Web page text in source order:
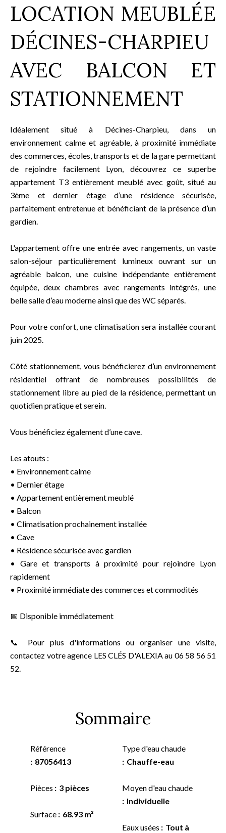
LOCATION MEUBLÉE
DÉCINES-CHARPIEU
AVEC BALCON ET
STATIONNEMENT
Idéalement situé à Décines-Charpieu, dans un
environnement calme et agréable, à proximité immédiate
des commerces, écoles, transports et de la gare permettant
de rejoindre facilement Lyon, découvrez ce superbe
appartement T3 entièrement meublé avec goût, situé au
3ème et dernier étage d’une résidence sécurisée,
parfaitement entretenue et bénéficiant de la présence d’un
gardien.
L'appartement offre une entrée avec rangements, un vaste
salon-séjour particulièrement lumineux ouvrant sur un
agréable balcon, une cuisine indépendante entièrement
équipée, deux chambres avec rangements intégrés, une
belle salle d’eau moderne ainsi que des WC séparés.
Pour votre confort, une climatisation sera installée courant
juin 2025.
Côté stationnement, vous bénéficierez d’un environnement
résidentiel offrant de nombreuses possibilités de
stationnement libre au pied de la résidence, permettant un
quotidien pratique et serein.
Vous bénéficiez également d’une cave.
Les atouts :
• Environnement calme
• Dernier étage
• Appartement entièrement meublé
• Balcon
• Climatisation prochainement installée
• Cave
• Résidence sécurisée avec gardien
• Gare et transports à proximité pour rejoindre Lyon
rapidement
• Proximité immédiate des commerces et commodités
📅 Disponible immédiatement
📞 Pour plus d'informations ou organiser une visite,
contactez votre agence LES CLÉS D'ALEXIA au 06 58 56 51
52.
Sommaire
Référence
87056413
Pièces 3 pièces
Surface 68.93 m²
Type d'eau chaude
Chauffe-eau
Moyen d'eau chaude
Individuelle
Eaux usées Tout à